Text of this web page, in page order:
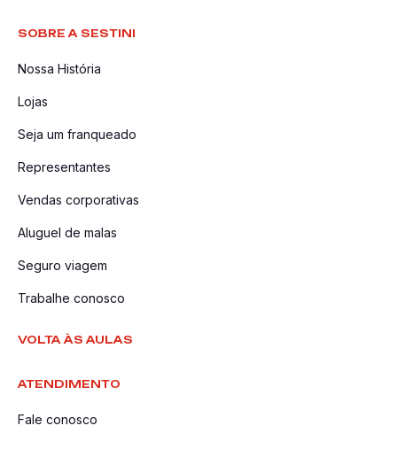
SOBRE A SESTINI
Nossa História
Lojas
Seja um franqueado
Representantes
Vendas corporativas
Aluguel de malas
Seguro viagem
Trabalhe conosco
VOLTA ÀS AULAS
ATENDIMENTO
Fale conosco